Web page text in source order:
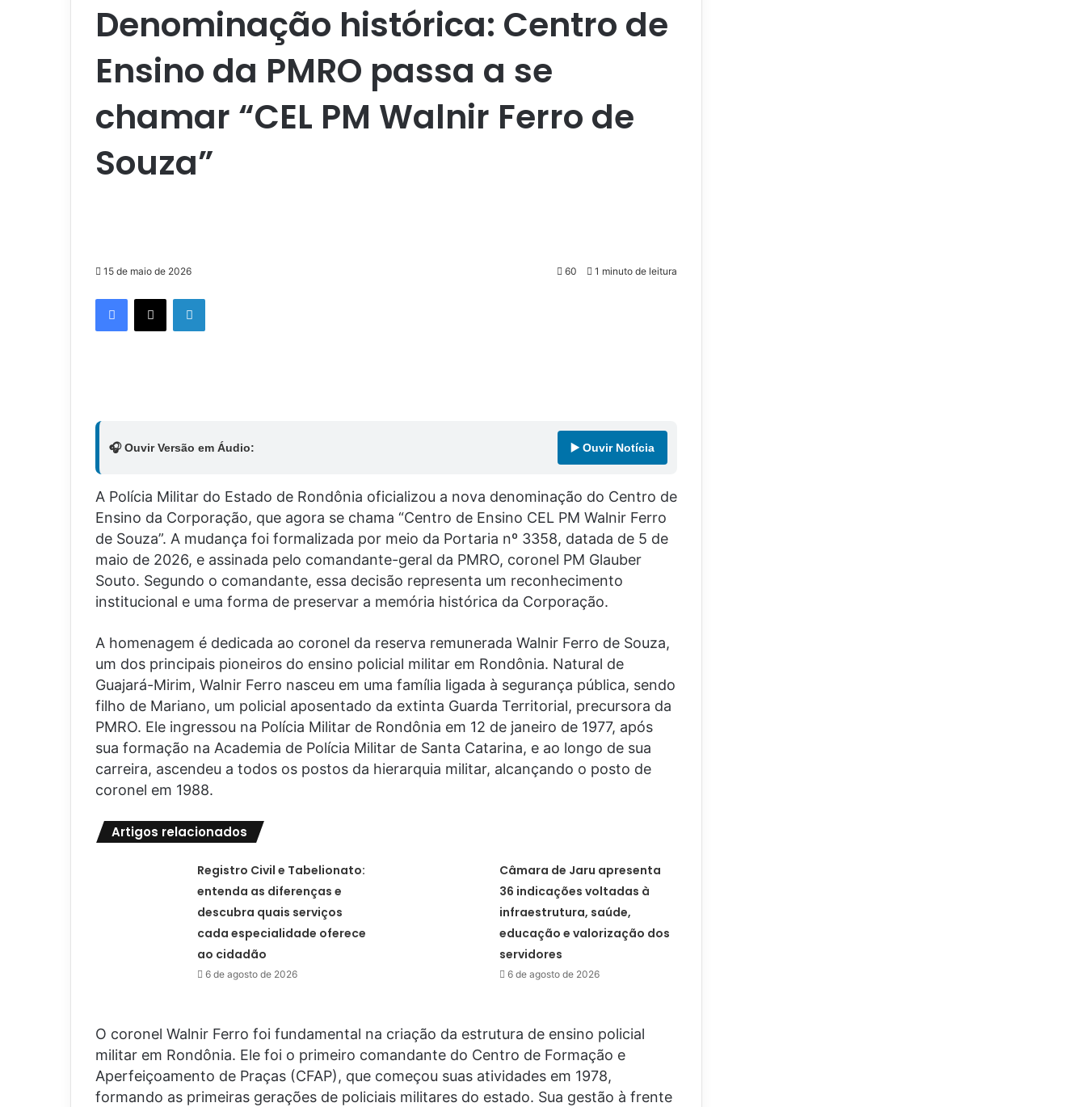
Denominação histórica: Centro de
Ensino da PMRO passa a se
chamar “CEL PM Walnir Ferro de
Souza”
15 de maio de 2026 60 1 minuto de leitura
Facebook
X Linkedin
🎧 Ouvir Versão em Áudio: ▶️ Ouvir Notícia
A Polícia Militar do Estado de Rondônia oficializou a nova denominação do Centro de
Ensino da Corporação, que agora se chama “Centro de Ensino CEL PM Walnir Ferro
de Souza”. A mudança foi formalizada por meio da Portaria nº 3358, datada de 5 de
maio de 2026, e assinada pelo comandante-geral da PMRO, coronel PM Glauber
Souto. Segundo o comandante, essa decisão representa um reconhecimento
institucional e uma forma de preservar a memória histórica da Corporação.
A homenagem é dedicada ao coronel da reserva remunerada Walnir Ferro de Souza,
um dos principais pioneiros do ensino policial militar em Rondônia. Natural de
Guajará-Mirim, Walnir Ferro nasceu em uma família ligada à segurança pública, sendo
filho de Mariano, um policial aposentado da extinta Guarda Territorial, precursora da
PMRO. Ele ingressou na Polícia Militar de Rondônia em 12 de janeiro de 1977, após
sua formação na Academia de Polícia Militar de Santa Catarina, e ao longo de sua
carreira, ascendeu a todos os postos da hierarquia militar, alcançando o posto de
coronel em 1988.
Artigos relacionados
Registro Civil e Tabelionato:
entenda as diferenças e
descubra quais serviços
cada especialidade oferece
ao cidadão
6 de agosto de 2026
Câmara de Jaru apresenta
36 indicações voltadas à
infraestrutura, saúde,
educação e valorização dos
servidores
6 de agosto de 2026
O coronel Walnir Ferro foi fundamental na criação da estrutura de ensino policial
militar em Rondônia. Ele foi o primeiro comandante do Centro de Formação e
Aperfeiçoamento de Praças (CFAP), que começou suas atividades em 1978,
formando as primeiras gerações de policiais militares do estado. Sua gestão à frente